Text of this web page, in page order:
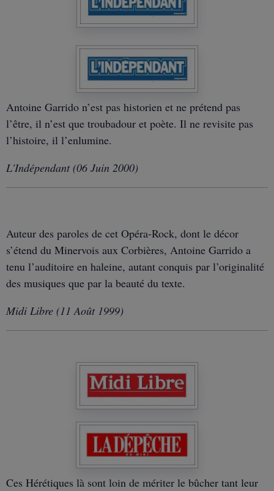
Antoine Garrido n’est pas historien et ne prétend pas
l’être, il n’est que troubadour et poète. Il ne revisite pas
l’histoire, il l’enlumine.
L'Indépendant (06 Juin 2000)
Auteur des paroles de cet Opéra-Rock, dont le décor
s’étend du Minervois aux Corbières, Antoine Garrido a
tenu l’auditoire en haleine, autant conquis par l’originalité
des musiques que par la beauté du texte.
Midi Libre (11 Août 1999)
Ces Hérétiques là sont loin de mériter le bûcher tant leur